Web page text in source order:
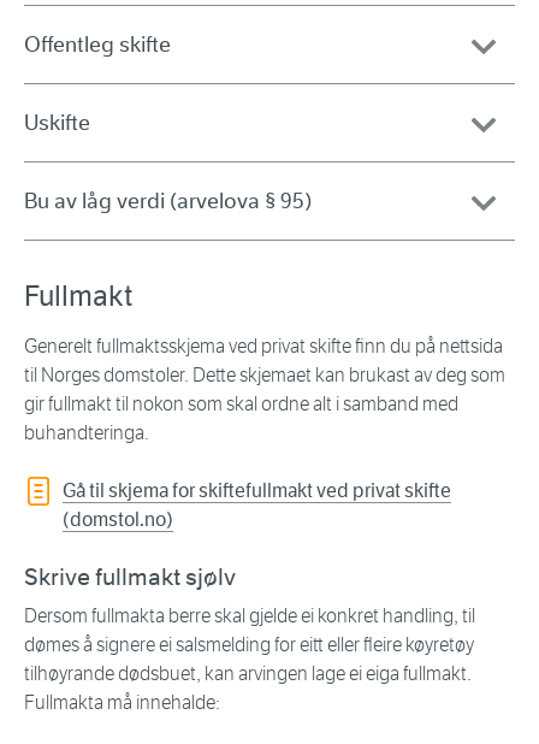
Offentleg skifte
Uskifte
Bu av låg verdi (arvelova § 95)
Fullmakt
Generelt fullmaktsskjema ved privat skifte finn du på nettsida
til Norges domstoler. Dette skjemaet kan brukast av deg som
gir fullmakt til nokon som skal ordne alt i samband med
buhandteringa.
Gå til skjema for skiftefullmakt ved privat skifte
(domstol.no)
Skrive fullmakt sjølv
Dersom fullmakta berre skal gjelde ei konkret handling, til
dømes å signere ei salsmelding for eitt eller fleire køyretøy
tilhøyrande dødsbuet, kan arvingen lage ei eiga fullmakt.
Fullmakta må innehalde: